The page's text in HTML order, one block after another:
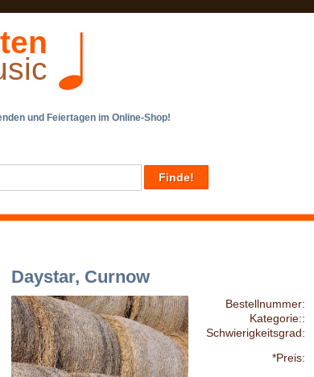
und Feiertagen im Online-Shop!
Daystar, Curnow
Bestellnummer:
Kategorie::
Schwierigkeitsgrad:
*Preis: